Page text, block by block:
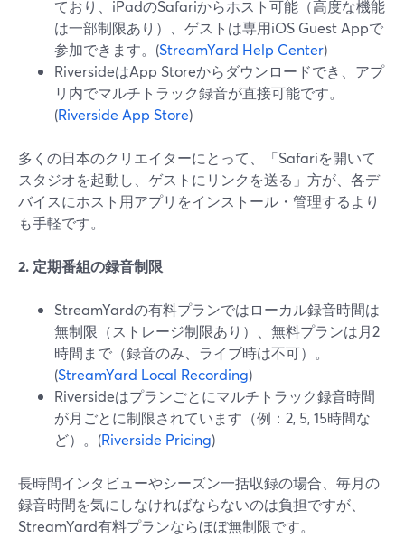
ており、iPadのSafariからホスト可能（高度な機能
は一部制限あり）、ゲストは専用iOS Guest Appで
参加できます。(StreamYard Help Center)
RiversideはApp Storeからダウンロードでき、アプ
リ内でマルチトラック録音が直接可能です。
(Riverside App Store)
多くの日本のクリエイターにとって、「Safariを開いて
スタジオを起動し、ゲストにリンクを送る」方が、各デ
バイスにホスト用アプリをインストール・管理するより
も手軽です。
2. 定期番組の録音制限
StreamYardの有料プランではローカル録音時間は
無制限（ストレージ制限あり）、無料プランは月2
時間まで（録音のみ、ライブ時は不可）。
(StreamYard Local Recording)
Riversideはプランごとにマルチトラック録音時間
が月ごとに制限されています（例：2, 5, 15時間な
ど）。(Riverside Pricing)
長時間インタビューやシーズン一括収録の場合、毎月の
録音時間を気にしなければならないのは負担ですが、
StreamYard有料プランならほぼ無制限です。